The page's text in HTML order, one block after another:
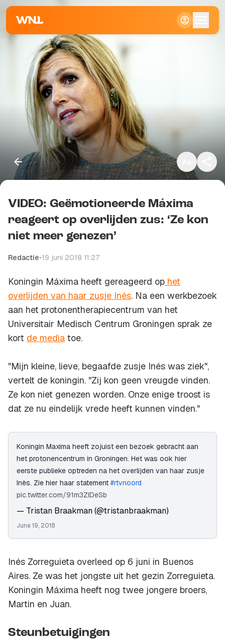
Standaard
Kopieer link
VIDEO: Geëmotioneerde Máxima
reageert op overlijden zus: ‘Ze kon
niet meer genezen’
Redactie•19 juni 2018 11:27
Koningin Máxima heeft gereageerd op het
overlijden van haar zusje Inés. Na een werkbezoek
aan het protonentherapiecentrum van het
Universitair Medisch Centrum Groningen sprak ze
kort de media toe.
"Mijn kleine, lieve, begaafde zusje Inés was ziek",
vertelt de koningin. "Zij kon geen vreugde vinden.
Ze kon niet genezen worden. Onze enige troost is
dat ze nu eindelijk vrede heeft kunnen vinden."
Koningin Maxima heeft zojuist een bezoek gebracht aan
het protonencentrum in Groningen. Het was ook hier
eerste publieke optreden na het overlijden van haar zusje
Inès. Zie hier haar statement #rtvnoord
pic.twitter.com/91m3ZIDeSb
— Tristan Braakman (@tristanbraakman)
June 19, 2018
Inés Zorreguieta overleed op 6 juni in Buenos
Aires. Ze was het jongste uit het gezin Zorreguieta.
Koningin Máxima heeft nog twee jongere broers,
Martin en Juan.
Steunbetuigingen